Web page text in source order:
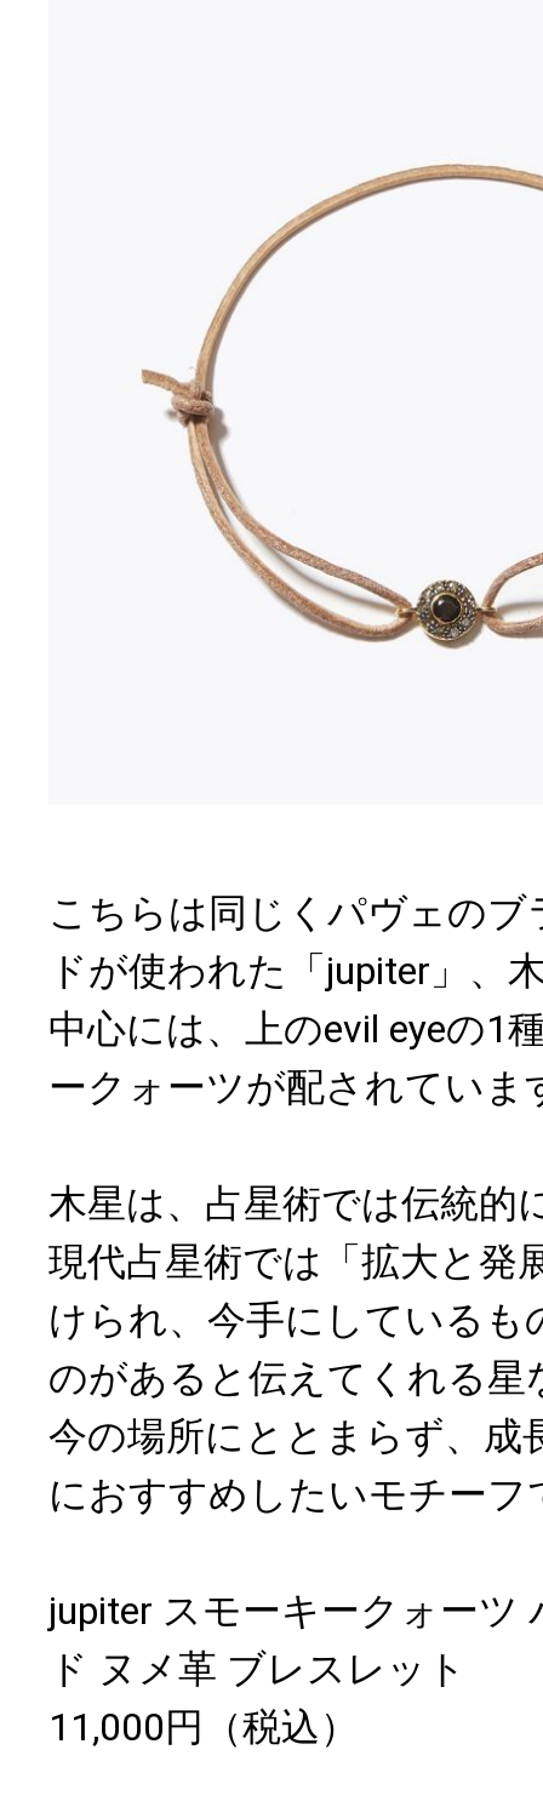
こちらは同じくパヴェの
ドが使われた「jupiter」、
中心には、上のevil eyeの1
ークォーツが配されていま
木星は、占星術では伝統的
現代占星術では「拡大と発
けられ、今手にしているも
のがあると伝えてくれる星
今の場所にととまらず、成
におすすめしたいモチーフ
jupiter スモーキークォーツ
ド ヌメ革 ブレスレット
11,000円（税込）